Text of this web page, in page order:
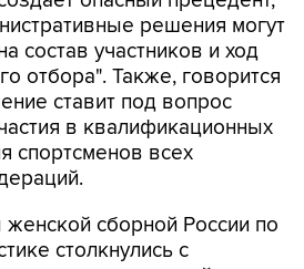
отбора". Также, говорится
ставит под вопрос
в квалификационных
спортсменов всех
сборной России по
перед поездкой в
ранее.